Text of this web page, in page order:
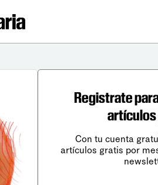
Registrate
Con tu cuenta
artículos gratis por